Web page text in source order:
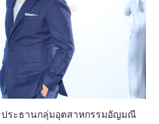
ประธานกลุ่มอุตสาหกรรมอัญมณี